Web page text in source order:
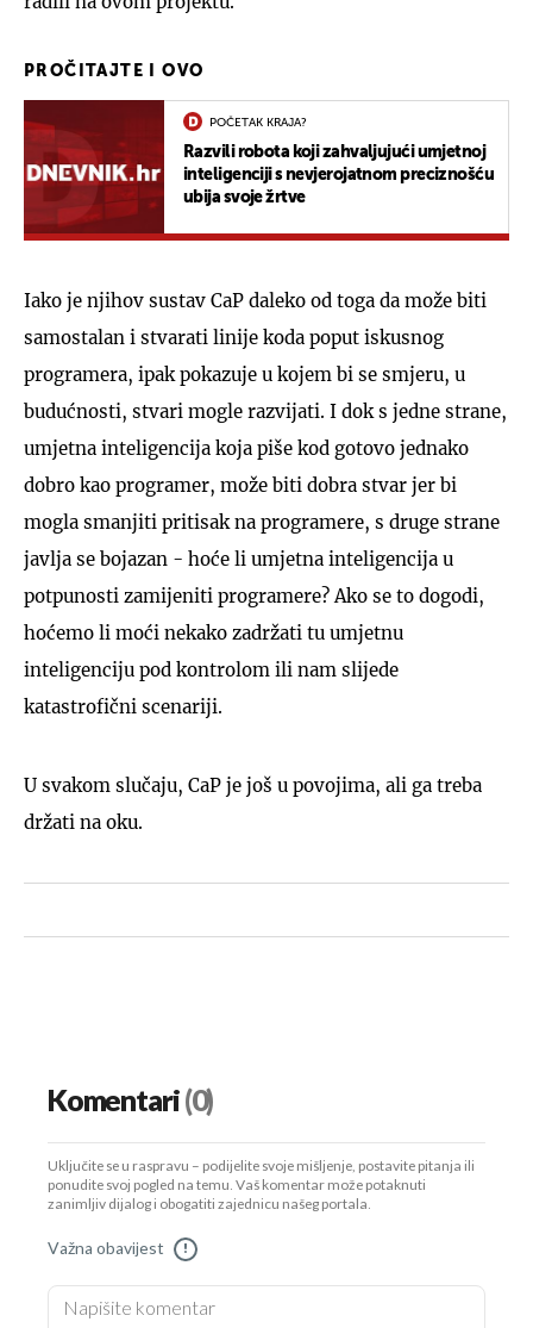
PROČITAJTE I OVO
POČETAK KRAJA?
Razvili robota koji zahvaljujući umjetnoj
inteligenciji s nevjerojatnom preciznošću
ubija svoje žrtve
Iako je njihov sustav CaP daleko od toga da može biti
samostalan i stvarati linije koda poput iskusnog
programera, ipak pokazuje u kojem bi se smjeru, u
budućnosti, stvari mogle razvijati. I dok s jedne strane,
umjetna inteligencija koja piše kod gotovo jednako
dobro kao programer, može biti dobra stvar jer bi
mogla smanjiti pritisak na programere, s druge strane
javlja se bojazan - hoće li umjetna inteligencija u
potpunosti zamijeniti programere? Ako se to dogodi,
hoćemo li moći nekako zadržati tu umjetnu
inteligenciju pod kontrolom ili nam slijede
katastrofični scenariji.
U svakom slučaju, CaP je još u povojima, ali ga treba
držati na oku.
Komentari(0)
Uključite se u raspravu – podijelite svoje mišljenje, postavite pitanja ili
ponudite svoj pogled na temu. Vaš komentar može potaknuti
zanimljiv dijalog i obogatiti zajednicu našeg portala.
Važna obavijest !